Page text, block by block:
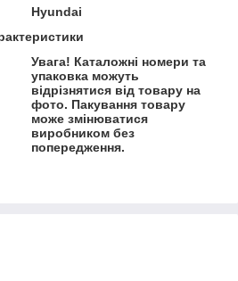
Hyundai
Увага! Каталожні номери та
упаковка можуть
відрізнятися від товару на
фото. Пакування товару
може змінюватися
виробником без
попередження.